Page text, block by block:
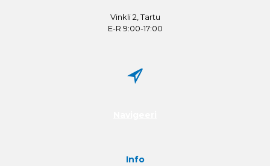
Vinkli 2, Tartu
E-R 9:00-17:00
Info